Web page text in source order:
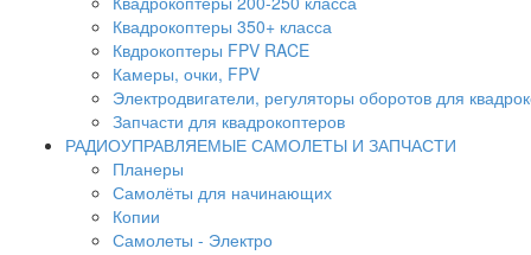
Квадрокоптеры 350+ класса
Квдрокоптеры FPV RACE
Камеры, очки, FPV
Электродвигатели, регуляторы оборотов для
Запчасти для квадрокоптеров
РАДИОУПРАВЛЯЕМЫЕ САМОЛЕТЫ И ЗАПЧАСТИ
Планеры
Самолёты для начинающих
Копии
Самолеты - Электро